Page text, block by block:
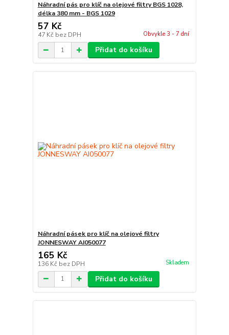
Náhradní pás pro klíč na olejové filtry BGS 1028,
délka 380 mm - BGS 1029
57 Kč
47 Kč bez DPH Obvykle 3 - 7 dní
Přidat do košíku
Náhradní pásek pro klíč na olejové filtry
JONNESWAY AI050077
165 Kč
136 Kč bez DPH Skladem
Přidat do košíku